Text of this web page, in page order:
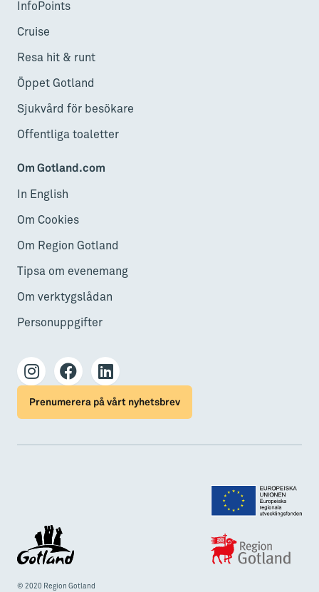
InfoPoints
Cruise
Resa hit & runt
Öppet Gotland
Sjukvård för besökare
Offentliga toaletter
Om Gotland.com
In English
Om Cookies
Om Region Gotland
Tipsa om evenemang
Om verktygslådan
Personuppgifter
Prenumerera på vårt nyhetsbrev
© 2020 Region Gotland